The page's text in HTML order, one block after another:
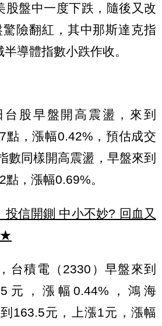
股盤中一度下跌，隨後又改
險翻紅，其中那斯達克指
導體指數小跌作收。
股早盤開高震盪，來到
點，漲幅0.42%，預估成交
數同樣開高震盪，早盤來到
，漲幅0.69%。
信開鍘 中小不妙? 回血又
★
台積電（2330）早盤來到
元，漲幅0.44%，鴻海
163.5元，上漲1元，漲幅